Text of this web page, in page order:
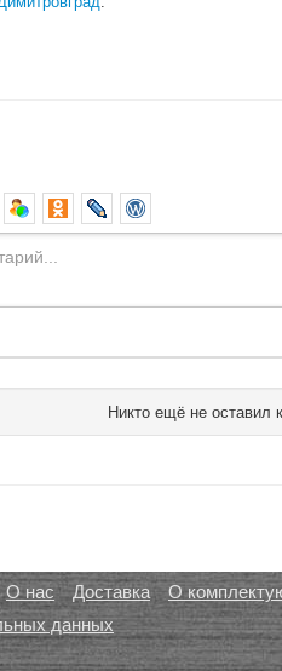
Никто ещё не оставил
О нас Доставка
О
данных